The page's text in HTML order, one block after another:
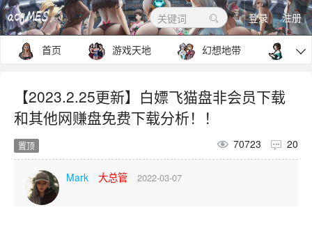
关键词 登录 注册
首页 游戏天地 幻想地带 包

【2023.2.25更新】白嫖飞猫盘非会员下载
和其他网赚盘免费下载分析！！
置顶  70723 20
Mark 大总管 2022-03-07